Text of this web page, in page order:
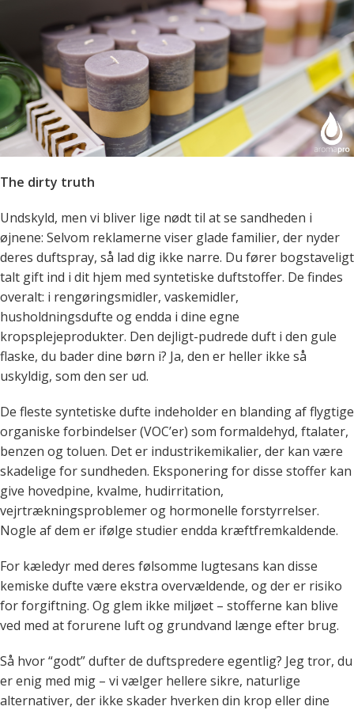
The dirty truth
Undskyld, men vi bliver lige nødt til at se sandheden i
øjnene: Selvom reklamerne viser glade familier, der nyder
deres duftspray, så lad dig ikke narre. Du fører bogstaveligt
talt gift ind i dit hjem med syntetiske duftstoffer. De findes
overalt: i rengøringsmidler, vaskemidler,
husholdningsdufte og endda i dine egne
kropsplejeprodukter. Den dejligt-pudrede duft i den gule
flaske, du bader dine børn i? Ja, den er heller ikke så
uskyldig, som den ser ud.
De fleste syntetiske dufte indeholder en blanding af flygtige
organiske forbindelser (VOC’er) som formaldehyd, ftalater,
benzen og toluen. Det er industrikemikalier, der kan være
skadelige for sundheden. Eksponering for disse stoffer kan
give hovedpine, kvalme, hudirritation,
vejrtrækningsproblemer og hormonelle forstyrrelser.
Nogle af dem er ifølge studier endda kræftfremkaldende.
For kæledyr med deres følsomme lugtesans kan disse
kemiske dufte være ekstra overvældende, og der er risiko
for forgiftning. Og glem ikke miljøet – stofferne kan blive
ved med at forurene luft og grundvand længe efter brug.
Så hvor “godt” dufter de duftspredere egentlig? Jeg tror, du
er enig med mig – vi vælger hellere sikre, naturlige
alternativer, der ikke skader hverken din krop eller dine